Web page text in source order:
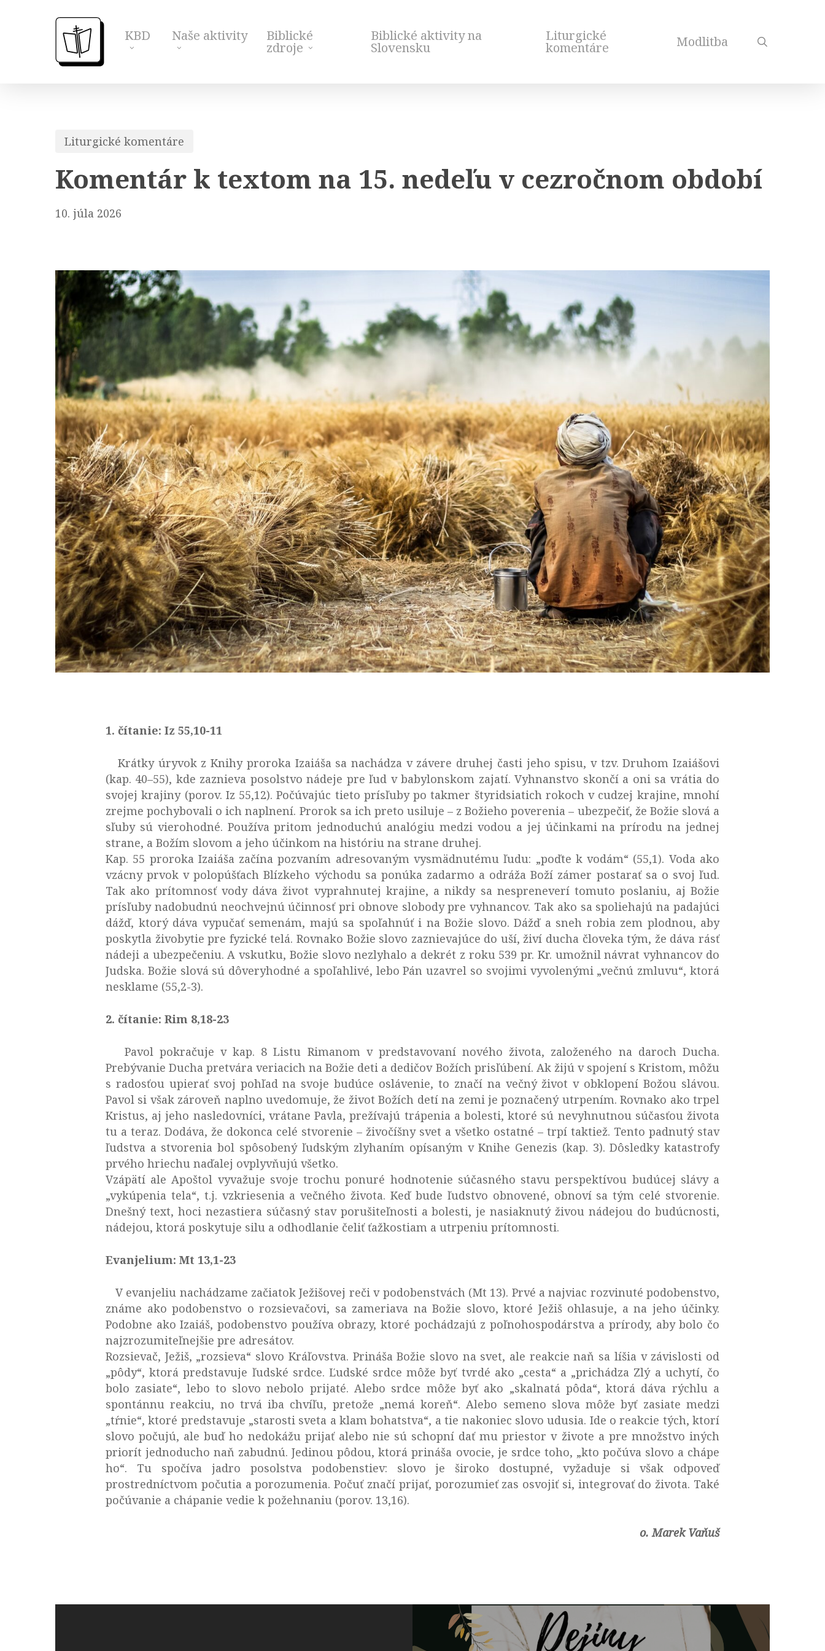
KBD Naše aktivity Biblické
zdroje
Biblické aktivity na
Slovensku
Liturgické
komentáre Modlitba
Liturgické komentáre
Komentár k textom na 15. nedeľu v cezročnom období
10. júla 2026
1. čítanie: Iz 55,10-11
Krátky úryvok z Knihy proroka Izaiáša sa nachádza v závere druhej časti jeho spisu, v tzv. Druhom Izaiášovi
(kap. 40–55), kde zaznieva posolstvo nádeje pre ľud v babylonskom zajatí. Vyhnanstvo skončí a oni sa vrátia do
svojej krajiny (porov. Iz 55,12). Počúvajúc tieto prísľuby po takmer štyridsiatich rokoch v cudzej krajine, mnohí
zrejme pochybovali o ich naplnení. Prorok sa ich preto usiluje – z Božieho poverenia – ubezpečiť, že Božie slová a
sľuby sú vierohodné. Používa pritom jednoduchú analógiu medzi vodou a jej účinkami na prírodu na jednej
strane, a Božím slovom a jeho účinkom na históriu na strane druhej.
Kap. 55 proroka Izaiáša začína pozvaním adresovaným vysmädnutému ľudu: „poďte k vodám“ (55,1). Voda ako
vzácny prvok v polopúšťach Blízkeho východu sa ponúka zadarmo a odráža Boží zámer postarať sa o svoj ľud.
Tak ako prítomnosť vody dáva život vyprahnutej krajine, a nikdy sa nespreneverí tomuto poslaniu, aj Božie
prísľuby nadobudnú neochvejnú účinnosť pri obnove slobody pre vyhnancov. Tak ako sa spoliehajú na padajúci
dážď, ktorý dáva vypučať semenám, majú sa spoľahnúť i na Božie slovo. Dážď a sneh robia zem plodnou, aby
poskytla živobytie pre fyzické telá. Rovnako Božie slovo zaznievajúce do uší, živí ducha človeka tým, že dáva rásť
nádeji a ubezpečeniu. A vskutku, Božie slovo nezlyhalo a dekrét z roku 539 pr. Kr. umožnil návrat vyhnancov do
Judska. Božie slová sú dôveryhodné a spoľahlivé, lebo Pán uzavrel so svojimi vyvolenými „večnú zmluvu“, ktorá
nesklame (55,2-3).
2. čítanie: Rim 8,18-23
Pavol pokračuje v kap. 8 Listu Rimanom v predstavovaní nového života, založeného na daroch Ducha.
Prebývanie Ducha pretvára veriacich na Božie deti a dedičov Božích prisľúbení. Ak žijú v spojení s Kristom, môžu
s radosťou upierať svoj pohľad na svoje budúce oslávenie, to značí na večný život v obklopení Božou slávou.
Pavol si však zároveň naplno uvedomuje, že život Božích detí na zemi je poznačený utrpením. Rovnako ako trpel
Kristus, aj jeho nasledovníci, vrátane Pavla, prežívajú trápenia a bolesti, ktoré sú nevyhnutnou súčasťou života
tu a teraz. Dodáva, že dokonca celé stvorenie – živočíšny svet a všetko ostatné – trpí taktiež. Tento padnutý stav
ľudstva a stvorenia bol spôsobený ľudským zlyhaním opísaným v Knihe Genezis (kap. 3). Dôsledky katastrofy
prvého hriechu naďalej ovplyvňujú všetko.
Vzápätí ale Apoštol vyvažuje svoje trochu ponuré hodnotenie súčasného stavu perspektívou budúcej slávy a
„vykúpenia tela“, t.j. vzkriesenia a večného života. Keď bude ľudstvo obnovené, obnoví sa tým celé stvorenie.
Dnešný text, hoci nezastiera súčasný stav porušiteľnosti a bolesti, je nasiaknutý živou nádejou do budúcnosti,
nádejou, ktorá poskytuje silu a odhodlanie čeliť ťažkostiam a utrpeniu prítomnosti.
Evanjelium: Mt 13,1-23
V evanjeliu nachádzame začiatok Ježišovej reči v podobenstvách (Mt 13). Prvé a najviac rozvinuté podobenstvo,
známe ako podobenstvo o rozsievačovi, sa zameriava na Božie slovo, ktoré Ježiš ohlasuje, a na jeho účinky.
Podobne ako Izaiáš, podobenstvo používa obrazy, ktoré pochádzajú z poľnohospodárstva a prírody, aby bolo čo
najzrozumiteľnejšie pre adresátov.
Rozsievač, Ježiš, „rozsieva“ slovo Kráľovstva. Prináša Božie slovo na svet, ale reakcie naň sa líšia v závislosti od
„pôdy“, ktorá predstavuje ľudské srdce. Ľudské srdce môže byť tvrdé ako „cesta“ a „prichádza Zlý a uchytí, čo
bolo zasiate“, lebo to slovo nebolo prijaté. Alebo srdce môže byť ako „skalnatá pôda“, ktorá dáva rýchlu a
spontánnu reakciu, no trvá iba chvíľu, pretože „nemá koreň“. Alebo semeno slova môže byť zasiate medzi
„tŕnie“, ktoré predstavuje „starosti sveta a klam bohatstva“, a tie nakoniec slovo udusia. Ide o reakcie tých, ktorí
slovo počujú, ale buď ho nedokážu prijať alebo nie sú schopní dať mu priestor v živote a pre množstvo iných
priorít jednoducho naň zabudnú. Jedinou pôdou, ktorá prináša ovocie, je srdce toho, „kto počúva slovo a chápe
ho“. Tu spočíva jadro posolstva podobenstiev: slovo je široko dostupné, vyžaduje si však odpoveď
prostredníctvom počutia a porozumenia. Počuť značí prijať, porozumieť zas osvojiť si, integrovať do života. Také
počúvanie a chápanie vedie k požehnaniu (porov. 13,16).
o. Marek Vaňuš